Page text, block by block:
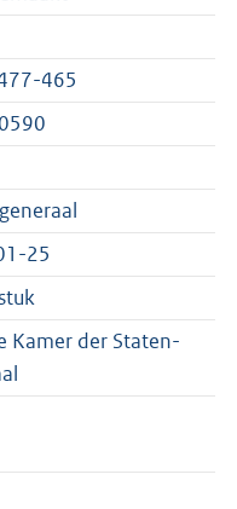
r
o
o
t
e
1
K
b
g
r
o
t
t
e
:
1
K
b
465
25
Kamer der Staten-